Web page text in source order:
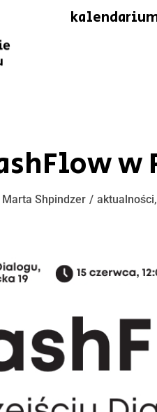
Marta Shpindzer aktualności,